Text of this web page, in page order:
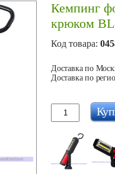
Кемпинг
крюком
Код товара:
Доставка по
Доставка по